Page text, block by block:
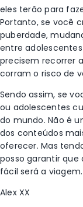
eles terão para
Portanto, se você
puberdade,
entre
precisem recorrer
corram o risco de
Sendo assim, se
ou adolescentes
do mundo. Não é
dos conteúdos
oferecer. Mas
posso garantir
fácil será a
Alex XX